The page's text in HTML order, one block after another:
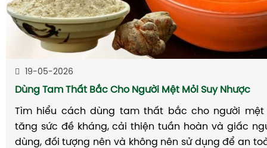
Kiến Thức Về Máy Lọc Không Khí
Nấm Lưỡi
19-05-2026
Dùng Tam Thất Bắc Cho Người Mệt Mỏi Suy Nhược
Tìm hiểu cách dùng tam thất bắc cho người mệt
tăng sức đề kháng, cải thiện tuần hoàn và giấc
dùng, đối tượng nên và không nên sử dụng để an